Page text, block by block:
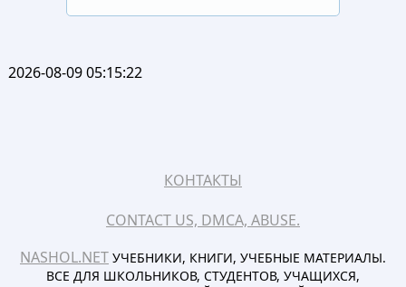
2026-08-09 05:15:22
КОНТАКТЫ
CONTACT US, DMCA, ABUSE.
NASHOL.NETУЧЕБНИКИ, КНИГИ, УЧЕБНЫЕ МАТЕРИАЛЫ.
ВСЕ ДЛЯ ШКОЛЬНИКОВ, СТУДЕНТОВ, УЧАЩИХСЯ,